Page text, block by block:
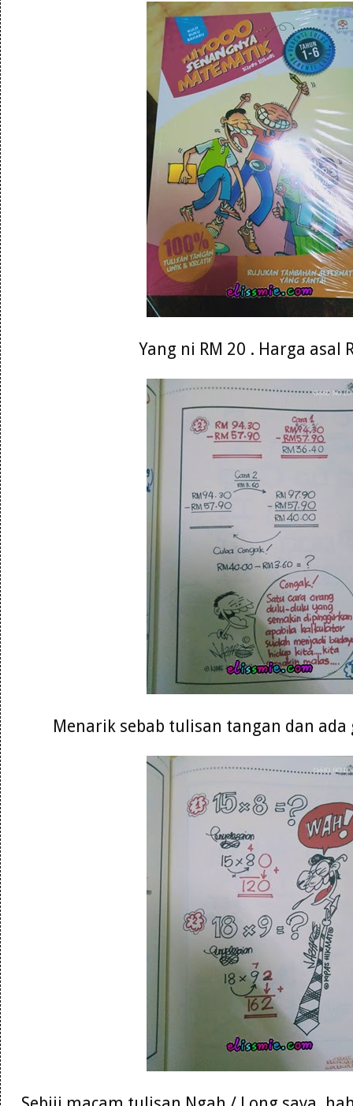
Yang ni RM 20 . Harga asal
Menarik sebab tulisan tangan dan